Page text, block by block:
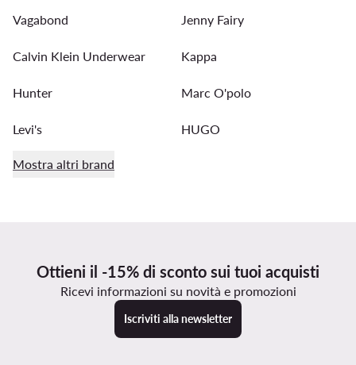
Vagabond Jenny Fairy
Calvin Klein Underwear Kappa
Hunter Marc O'polo
Levi's HUGO
Mostra altri brand
Ottieni il -15% di sconto sui tuoi acquisti
Ricevi informazioni su novità e promozioni
Iscriviti alla newsletter